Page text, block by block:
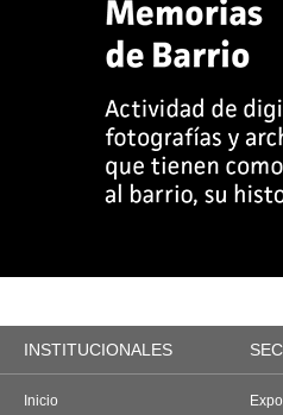
INSTITUCIONALES
Inicio